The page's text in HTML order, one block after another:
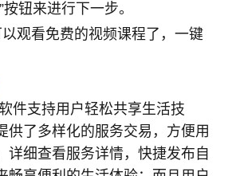
钮来进行下一步。
观看免费的视频课程了，一键
件支持用户轻松共享生活技
供了多样化的服务交易，方便用
详细查看服务详情，快捷发布自